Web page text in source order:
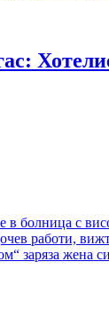
болница с
работи,
заряза жена